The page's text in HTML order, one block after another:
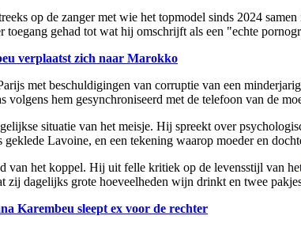
op de zanger met wie het topmodel sinds 2024 samen
gehad tot wat hij omschrijft als een "echte
verplaatst zich naar Marokko
met beschuldigingen van corruptie van een
volgens hem gesynchroniseerd met de telefoon van de
situatie van het meisje. Hij spreekt over
geklede Lavoine, en een tekening waarop moeder en
van het koppel. Hij uit felle kritiek op de levensstijl van
zij dagelijks grote hoeveelheden wijn drinkt en twee
Karembeu sleept ex voor de rechter